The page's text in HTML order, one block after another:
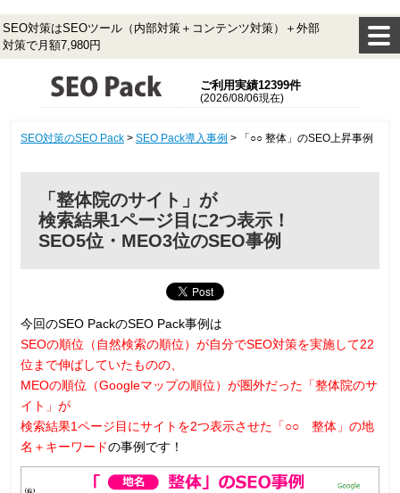
SEO対策はSEOツール（内部対策＋コンテンツ対策）＋外部
対策で月額7,980円
ご利用実績12399件
(2026/08/06現在)
SEO対策のSEO Pack > SEO Pack導入事例 > 「○○ 整体」のSEO上昇事例
「整体院のサイト」が
検索結果1ページ目に2つ表示！
SEO5位・MEO3位のSEO事例
今回のSEO PackのSEO Pack事例は
SEOの順位（自然検索の順位）が自分でSEO対策を実施して22
位まで伸ばしていたものの、
MEOの順位（Googleマップの順位）が圏外だった「整体院のサ
イト」が
検索結果1ページ目にサイトを2つ表示させた「○○ 整体」の地
名＋キーワードの事例です！